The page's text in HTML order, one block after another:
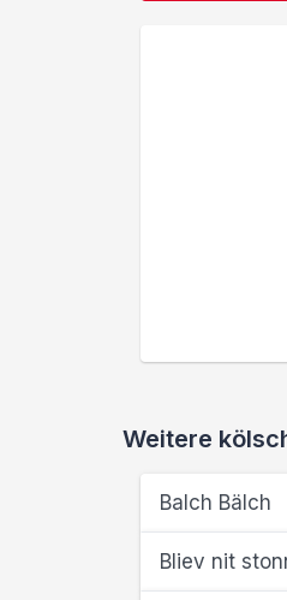
Weitere
Balch Bälch
Bliev nit